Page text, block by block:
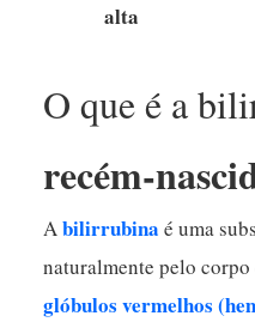
alta
O que é a
recém-
Abilirrubina é uma
naturalmente pelo
glóbulos vermelhos